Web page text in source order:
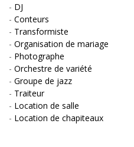
- DJ
- Conteurs
- Transformiste
- Organisation de mariage
- Photographe
- Orchestre de variété
- Groupe de jazz
- Traiteur
- Location de salle
- Location de chapiteaux